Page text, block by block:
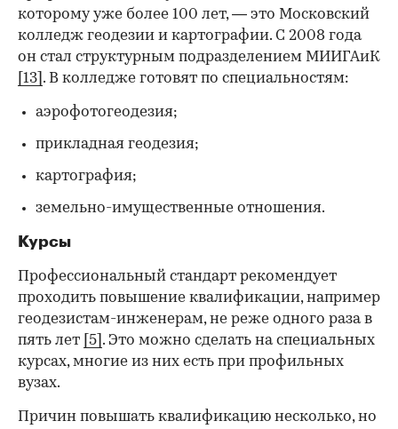
которому уже более 100 лет, — это Московский
колледж геодезии и картографии. С 2008 года
он стал структурным подразделением МИИГАиК
[13] . В колледже готовят по специальностям:
аэрофотогеодезия;
прикладная геодезия;
картография;
земельно-имущественные отношения.
Курсы
Профессиональный стандарт рекомендует
проходить повышение квалификации, например
геодезистам-инженерам, не реже одного раза в
пять лет [5] . Это можно сделать на специальных
курсах, многие из них есть при профильных
вузах.
Причин повышать квалификацию несколько, но